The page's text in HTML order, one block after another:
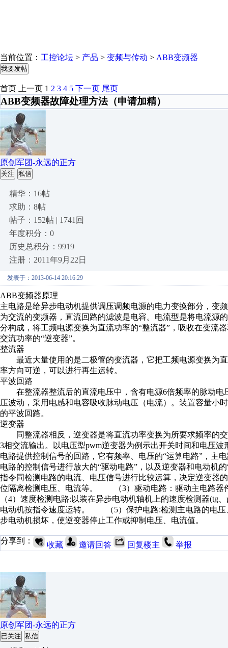
当前位置： 工控论坛 > 产品 > 变频与传动 > ABB变频器
我要发帖
首页 上一页 1 2 3 4 5 下一页 尾页
ABB变频器故障处理方法（申请加精）
原创军团-永远的正方
关注 私信
精华：16帖
求助：8帖
帖子：152帖 | 1741回
年度积分：0
历史总积分：9919
注册：2011年9月22日
发表于：2013-06-14 20:16:29
ABB变频器原理
主电路是给异步电动机提供调压调频电源的电力变换部分，变
为交流的变频器，直流回路的滤波是电容。电流型是将电流源
分构成，将工频电源变换为直流功率的“整流器”，吸收在变流
交流功率的“逆变器”。
整流器
最近大量使用的是二极管的变流器，它把工频电源变换为
率方向可逆，可以进行再生运转。
平波回路
在整流器整流后的直流电压中，含有电源6倍频率的脉动电
压波动，采用电感和电容吸收脉动电压（电流）。装置容量小
的平波回路。
逆变器
同整流器相反，逆变器是将直流功率变换为所要求频率的
3相交流输出。以电压型pwm逆变器为例示出开关时间和电
电路提供控制信号的回路，它有频率、电压的“运算电路”，主
电路的控制信号进行放大的“驱动电路”，以及逆变器和电动
指令同检测电路的电流、电压信号进行比较运算，决定逆变
位隔离检测电压、电流等。 （3）驱动电路：驱动主电路
（4）速度检测电路:以装在异步电动机轴机上的速度检测器(tg
电动机按指令速度运转。 （5）保护电路:检测主电路的电压
步电动机损坏，使逆变器停止工作或抑制电压、电流值。
分享到： 收藏 邀请回答 回复楼主 举报
原创军团-永远的正方
已关注 私信